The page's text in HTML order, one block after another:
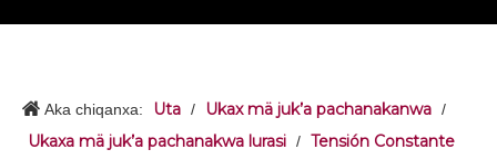
Aka chiqanxa: Uta / Ukax mä juk’a pachanakanwa /
Ukaxa mä juk’a pachanakwa lurasi / Tensión Constante